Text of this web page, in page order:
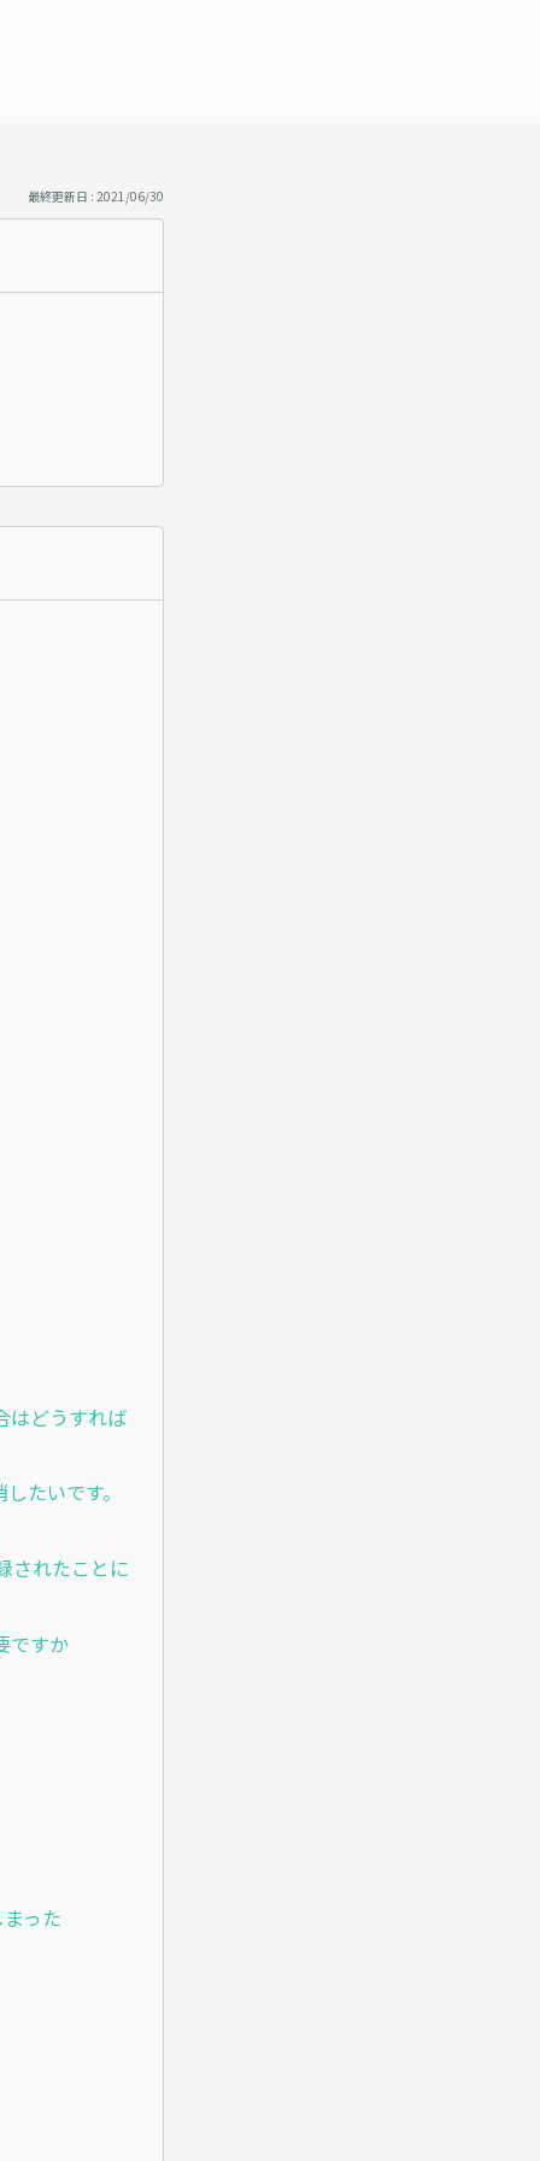
最終更新日 : 2021/06/30
はどうすれば
たいです。
されたことに
ですか
った